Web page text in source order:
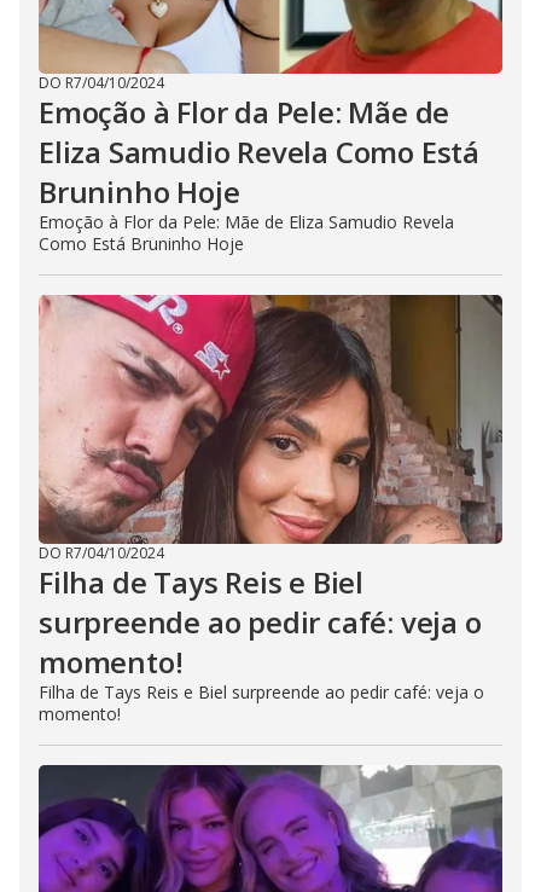
DO R7/04/10/2024
Emoção à Flor da Pele: Mãe de
Eliza Samudio Revela Como Está
Bruninho Hoje
Emoção à Flor da Pele: Mãe de Eliza Samudio Revela
Como Está Bruninho Hoje
DO R7/04/10/2024
Filha de Tays Reis e Biel
surpreende ao pedir café: veja o
momento!
Filha de Tays Reis e Biel surpreende ao pedir café: veja o
momento!